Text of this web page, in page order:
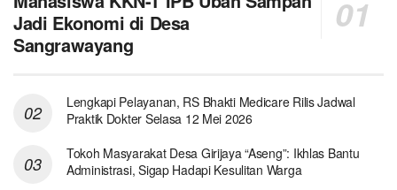
Jadi Ekonomi di Desa
Sangrawayang
Lengkapi Pelayanan, RS Bhakti Medicare Rilis Jadwal
Praktik Dokter Selasa 12 Mei 2026
Tokoh Masyarakat Desa Girijaya “Aseng”: Ikhlas Bantu
Administrasi, Sigap Hadapi Kesulitan Warga